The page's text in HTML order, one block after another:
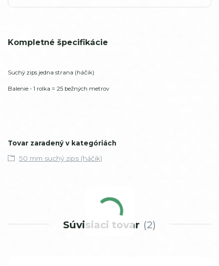
Kompletné špecifikácie
Suchý zips jedna strana (háčik)
Balenie - 1 rolka = 25 bežných metrov
Tovar zaradený v kategóriách
50 mm suchý zips (háčik)
Súvisiaci tovar 2